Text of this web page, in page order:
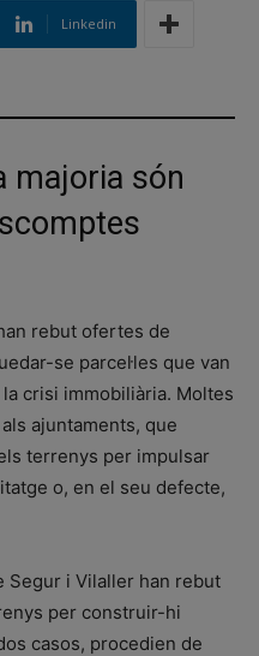
Linkedin
majoria són
rebut ofertes de
se parcel·les que van
crisi immobiliària. Moltes
ajuntaments, que
terrenys per impulsar
o, en el seu defecte,
Segur i Vilaller han rebut
per construir-hi
casos, procedien de